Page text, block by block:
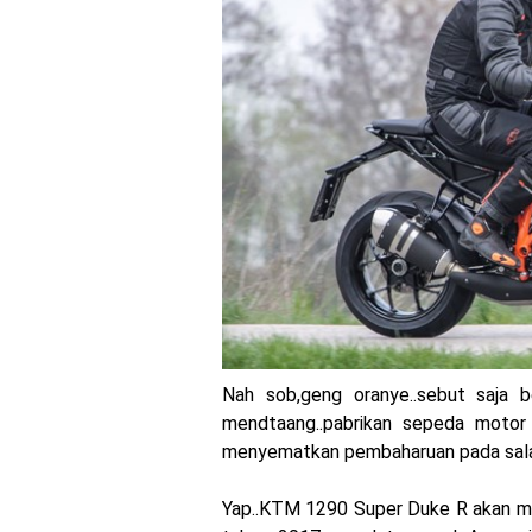
Yamaha Indonesia Rilis
Sudah pakai diskbrake
Yamaha Nmax Turbo
Honda Indonesia resmi
Dukung MotoGP
Yamaha Indonesia
Sudah pakai winglet
Begini penampakan
Berkenalan dengan KTM
Yamaha Rilis New R15M
Penampakan tim Red
Nah sob,geng oranye..sebut saja
mendtaang..pabrikan sepeda
menyematkan pembaharuan pada
Yap..KTM 1290 Super Duke R akan